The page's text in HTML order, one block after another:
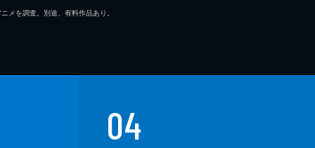
を調査。別途、有料作品あり。
04